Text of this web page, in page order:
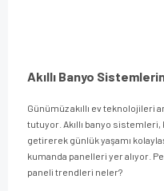
Günümüz akıllı ev teknolojileri
tutuyor. Akıllı banyo
getirerek günlük yaşamı
kumanda panelleri yer alıyor.
paneli trendleri neler?